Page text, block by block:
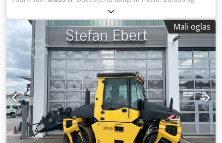
Proizvođač motora: Deutz CE oznaka: da Serijski broj:
101583141318 Mašine na prodaju! Pogledajte naš sajt za
raznovrsnu ponudu mašina spremnih za kupovinu. Imamo
više opcija od onih prikazanih online, pa nas slobodno
pozovite ili nam pišite u bilo kom trenutku. Sve naše
mašine su potpuno servisirane i proverene po pitanju
pouzdanosti. Potrebne su vam slike? Samo nas
kontaktirajte i odmah ćemo ih poslati. Pružamo podršku na
holandskom, engleskom, francuskom, nemačkom,
španskom i ruskom jeziku. Dsdpozblcrsfx Ai Ujck Otkrijte
naš širok asortiman pouzdanih mašina.
Mali oglas